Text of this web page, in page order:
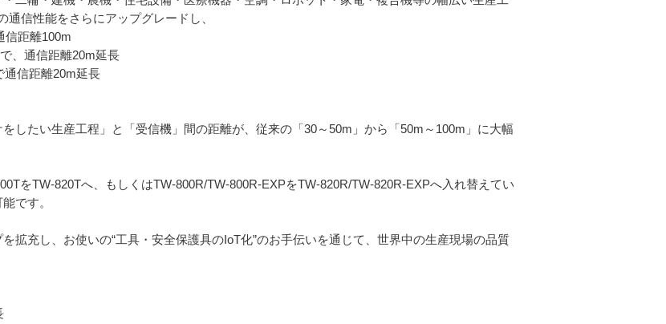
信性能をさらにアップグレードし、
信距離100m
、通信距離20m延長
通信距離20m延長
したい生産工程」と「受信機」間の距離が、従来の「30～50m」から「50m～100m」に大幅
をTW-820Tへ、もしくはTW-800R/TW-800R-EXPをTW-820R/TW-820R-EXPへ入れ替えてい
です。
拡充し、お使いの“工具・安全保護具のIoT化”のお手伝いを通じて、世界中の生産現場の品質